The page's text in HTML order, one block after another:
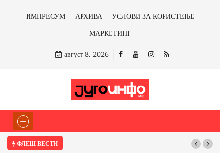
ИМПРЕСУМ АРХИВА
УСЛОВИ ЗА КОРИСТЕЊЕ
МАРКЕТИНГ
август 8, 2026
ФЛЕШ ВЕСТИ